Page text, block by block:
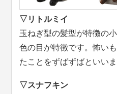
▽リトルミイ
玉ねぎ型の髪型が特徴の
色の目が特徴です。怖い
たことをずばずばといいま
▽スナフキン